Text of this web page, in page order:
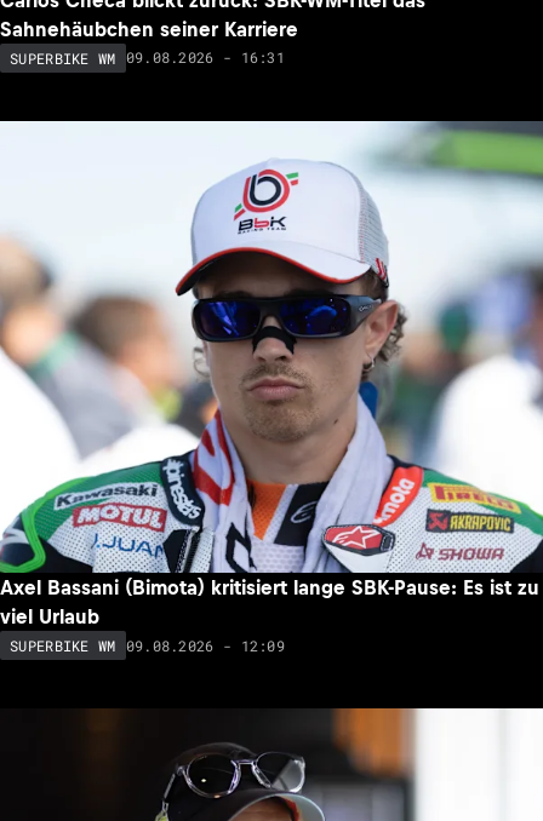
Sahnehäubchen seiner Karriere
SUPERBIKE WM 09.08.2026 - 16:31
Axel Bassani (Bimota) kritisiert lange SBK-Pause: Es ist zu
viel Urlaub
SUPERBIKE WM 09.08.2026 - 12:09